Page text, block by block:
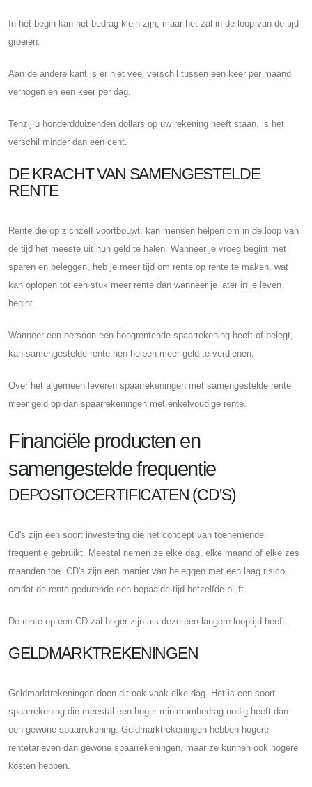
In het begin kan het bedrag klein zijn, maar het zal in de loop van de tijd
groeien.
Aan de andere kant is er niet veel verschil tussen een keer per maand
verhogen en een keer per dag.
Tenzij u honderdduizenden dollars op uw rekening heeft staan, is het
verschil minder dan een cent.
DE KRACHT VAN SAMENGESTELDE
RENTE
Rente die op zichzelf voortbouwt, kan mensen helpen om in de loop van
de tijd het meeste uit hun geld te halen. Wanneer je vroeg begint met
sparen en beleggen, heb je meer tijd om rente op rente te maken, wat
kan oplopen tot een stuk meer rente dan wanneer je later in je leven
begint.
Wanneer een persoon een hoogrentende spaarrekening heeft of belegt,
kan samengestelde rente hen helpen meer geld te verdienen.
Over het algemeen leveren spaarrekeningen met samengestelde rente
meer geld op dan spaarrekeningen met enkelvoudige rente.
Financiële producten en
samengestelde frequentie
DEPOSITOCERTIFICATEN (CD'S)
Cd's zijn een soort investering die het concept van toenemende
frequentie gebruikt. Meestal nemen ze elke dag, elke maand of elke zes
maanden toe. CD's zijn een manier van beleggen met een laag risico,
omdat de rente gedurende een bepaalde tijd hetzelfde blijft.
De rente op een CD zal hoger zijn als deze een langere looptijd heeft.
GELDMARKTREKENINGEN
Geldmarktrekeningen doen dit ook vaak elke dag. Het is een soort
spaarrekening die meestal een hoger minimumbedrag nodig heeft dan
een gewone spaarrekening. Geldmarktrekeningen hebben hogere
rentetarieven dan gewone spaarrekeningen, maar ze kunnen ook hogere
kosten hebben.